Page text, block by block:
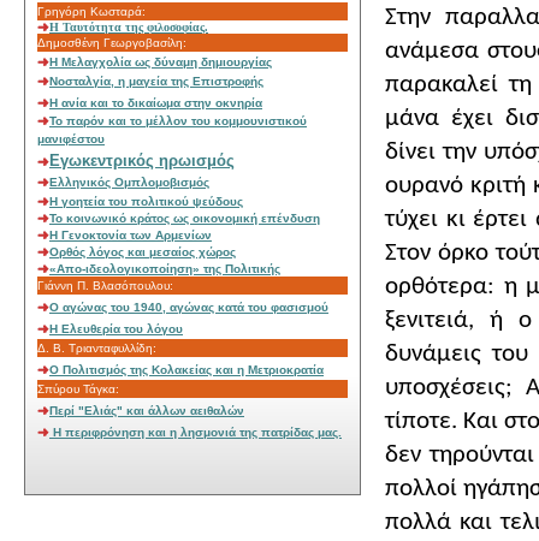
Στην
ανάμεσα
παρακαλεί
μάνα έχει
δίνει την
ουρανό κριτή
τύχει κι
Στον όρκο
ορθότερα: η
ξενιτειά, ή
δυνάμεις
υποσχέσεις;
τίποτε. Και
δεν
πολλοί
πολλά και
Γρηγόρη Κωσταρά:
Η Ταυτότητα της φιλοσοφίας.
Δημοσθένη Γεωργοβασίλη:
Η Μελαγχολία ως δύναμη δημιουργίας
Νοσταλγία, η μαγεία της Επιστροφής
Η ανία και το δικαίωμα στην οκνηρία
To παρόν και το μέλλον του κομμουνιστικού
μανιφέστου
Εγωκεντρικός ηρωισμός
Ελληνικός Ομπλομoβισμός
Η γοητεία του πολιτικού ψεύδους
Το κοινωνικό κράτος ως οικονομική επένδυση
Η Γενοκτονία των Αρμενίων
Ορθός λόγος και μεσαίος χώρος
«Απο-ιδεολογικοποίηση» της Πολιτικής
Γιάννη Π. Βλασόπουλου:
Ο αγώνας του 1940, αγώνας κατά του φασισμού
Η Ελευθερία του λόγου
Δ. Β. Τριανταφυλλίδη:
Ο Πολιτισμός της Κολακείας και η Μετριοκρατία
Σπύρου Τάγκα:
Περί "Ελιάς" και άλλων αειθαλών
Η περιφρόνηση και η λησμονιά της πατρίδας μας.